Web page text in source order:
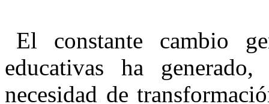
El constante cambio
educativas ha
necesidad de